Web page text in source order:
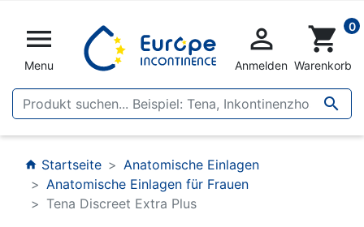

Menu


Anmelden
shopping_cart 0
Warenkorb
home Startseite
Anatomische Einlagen
Anatomische Einlagen für Frauen
Tena Discreet Extra Plus